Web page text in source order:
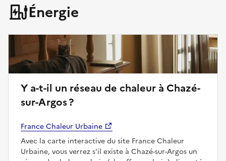
Énergie
Y a-t-il un réseau de chaleur à Chazé-
sur-Argos ?
France Chaleur Urbaine
Avec la carte interactive du site France Chaleur
Urbaine, vous verrez s'il existe à Chazé-sur-Argos un